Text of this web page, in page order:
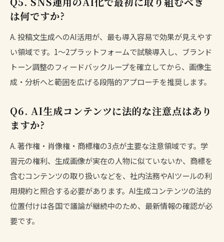
は何ですか?
A. 投稿文生成へのAI活用が、最も導入容易で効果が見えやす
い領域です。1〜2プラットフォームで試験導入し、ブランド
トーン調整のフィードバックループを確立してから、画像生
成・分析へと範囲を広げる段階的アプローチを推奨します。
Q6. AI生成コンテンツに法的な注意点はあり
ますか?
A. 著作権・肖像権・商標権の3点が主要な注意領域です。学
習元の権利、生成画像が実在の人物に似ていないか、商標を
含むコンテンツの取り扱いなどを、社内法務やAIツールの利
用規約と照合する必要があります。AI生成コンテンツの法的
位置付けは各国で議論が継続中のため、最新情報の確認が必
要です。